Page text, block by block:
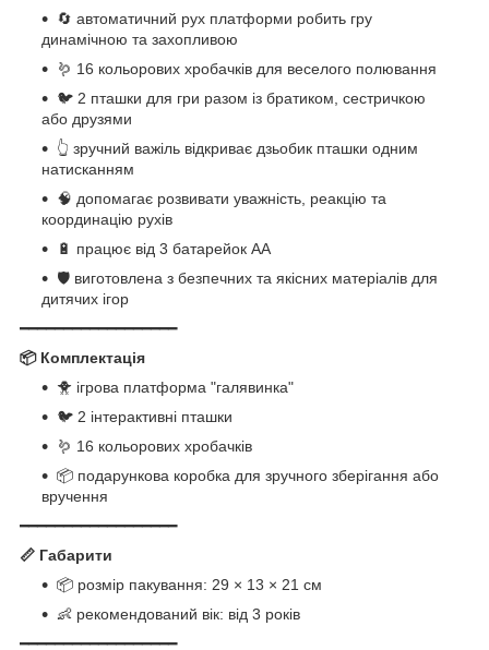
🔄 автоматичний рух платформи робить гру
динамічною та захопливою
🪱 16 кольорових хробачків для веселого полювання
🐦 2 пташки для гри разом із братиком, сестричкою
або друзями
👆 зручний важіль відкриває дзьобик пташки одним
натисканням
🧠 допомагає розвивати уважність, реакцію та
координацію рухів
🔋 працює від 3 батарейок АА
🛡 виготовлена з безпечних та якісних матеріалів для
дитячих ігор
━━━━━━━━━━━━━━━━━━
📦 Комплектація
🐥 ігрова платформа "галявинка"
🐦 2 інтерактивні пташки
🪱 16 кольорових хробачків
📦 подарункова коробка для зручного зберігання або
вручення
━━━━━━━━━━━━━━━━━━
📏 Габарити
📦 розмір пакування: 29 × 13 × 21 см
👶 рекомендований вік: від 3 років
━━━━━━━━━━━━━━━━━━